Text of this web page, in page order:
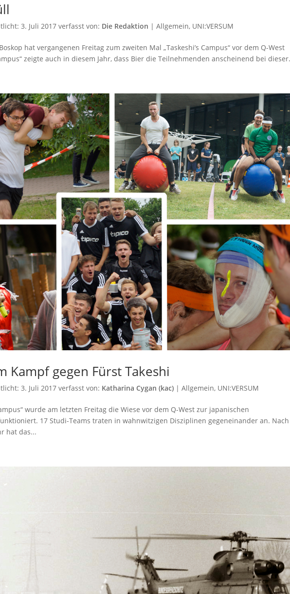
3. Juli 2017 verfasst von: Die Redaktion |Allgemein, UNI:VERSUM
hat vergangenen Freitag zum zweiten Mal „Taskeshi’s Campus“ vor dem Q-West
zeigte auch in diesem Jahr, dass Bier die Teilnehmenden anscheinend bei
Kampf gegen Fürst Takeshi
3. Juli 2017 verfasst von: Katharina Cygan (kac) |Allgemein, UNI:VERSUM
wurde am letzten Freitag die Wiese vor dem Q-West zur japanischen
17 Studi-Teams traten in wahnwitzigen Disziplinen gegeneinander an. Nach
hat das...